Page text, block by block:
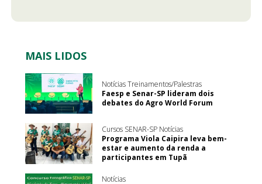
MAIS LIDOS
Notícias Treinamentos/Palestras
Faesp e Senar-SP lideram dois
debates do Agro World Forum
Cursos SENAR-SP Notícias
Programa Viola Caipira leva bem-
estar e aumento da renda a
participantes em Tupã
Notícias